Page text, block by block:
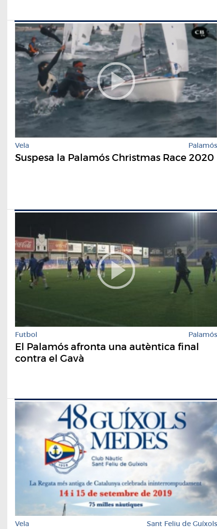
Vela Palamós
Suspesa la Palamós Christmas Race 2020
Futbol Palamós
El Palamós afronta una autèntica final
contra el Gavà
Vela Sant Feliu de Guíxols